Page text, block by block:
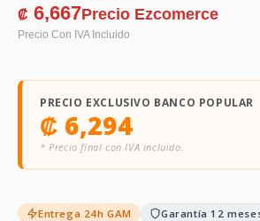
₡ 6,667
PRECIO EXCLUSIVO BANCO POPULAR
₡ 6,294
* Precio final con IVA incluido.
Entrega 24h GAM Garantía 12